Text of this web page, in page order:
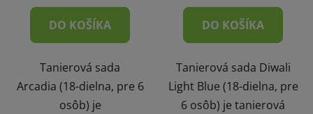
DO KOŠÍKA
Tanierová sada
Arcadia (18-dielna, pre 6
osôb) je
DO KOŠÍKA
Tanierová sada Diwali
Light Blue (18-dielna, pre
6 osôb) je tanierová